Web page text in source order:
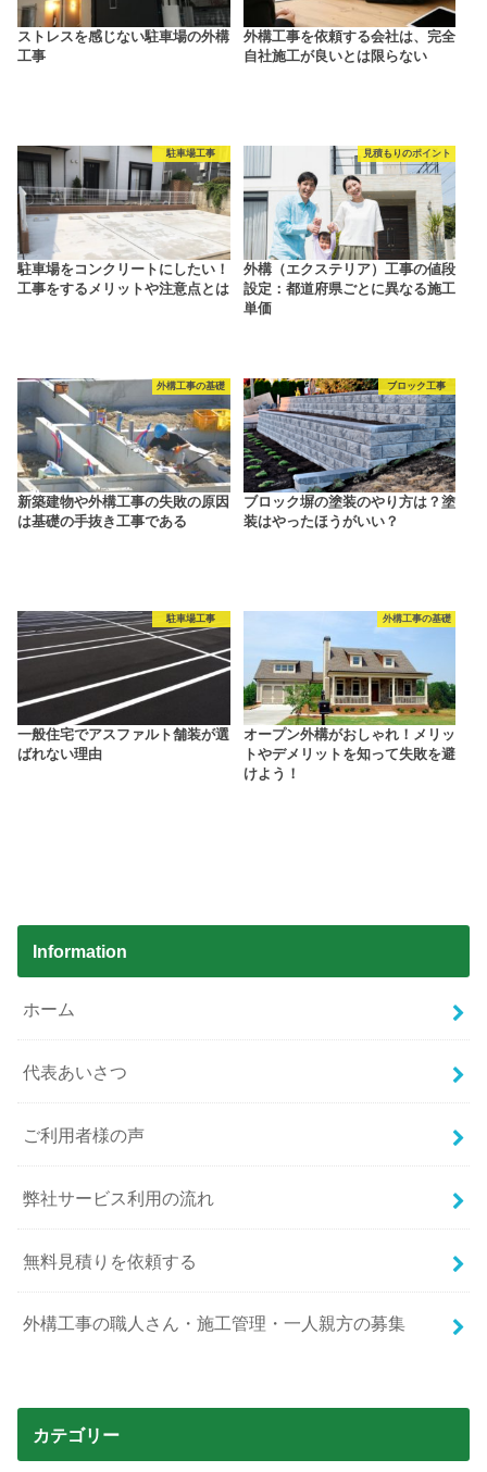
ストレスを感じない駐車場の外構
工事
外構工事を依頼する会社は、完全
自社施工が良いとは限らない
駐車場工事
駐車場をコンクリートにしたい！
工事をするメリットや注意点とは
見積もりのポイント
外構（エクステリア）工事の値段
設定：都道府県ごとに異なる施工
単価
外構工事の基礎
新築建物や外構工事の失敗の原因
は基礎の手抜き工事である
ブロック工事
ブロック塀の塗装のやり方は？塗
装はやったほうがいい？
駐車場工事
一般住宅でアスファルト舗装が選
ばれない理由
外構工事の基礎
オープン外構がおしゃれ！メリッ
トやデメリットを知って失敗を避
けよう！
Information
ホーム
代表あいさつ
ご利用者様の声
弊社サービス利用の流れ
無料見積りを依頼する
外構工事の職人さん・施工管理・一人親方の募集
カテゴリー